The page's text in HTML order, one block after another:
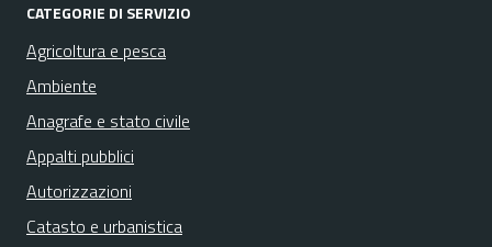
CATEGORIE DI SERVIZIO
Agricoltura e pesca
Ambiente
Anagrafe e stato civile
Appalti pubblici
Autorizzazioni
Catasto e urbanistica